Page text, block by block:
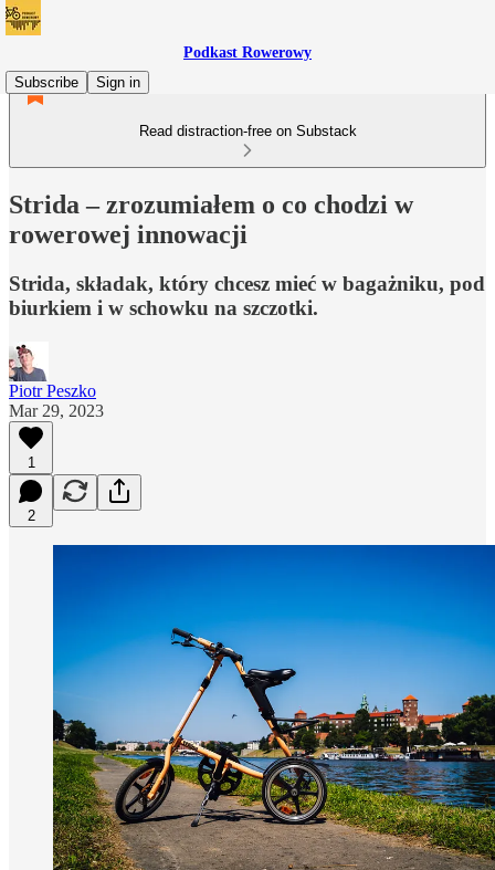
Podkast Rowerowy
Subscribe
Sign in
Read distraction-free on Substack
Strida – zrozumiałem o co chodzi w
rowerowej innowacji
Strida, składak, który chcesz mieć w bagażniku, pod
biurkiem i w schowku na szczotki.
Piotr Peszko
Mar 29, 2023
1
2